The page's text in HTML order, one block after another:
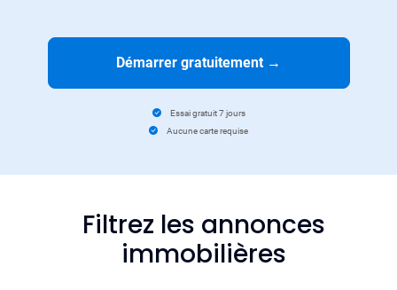
Démarrer gratuitement →
Essai gratuit 7 jours
Aucune carte requise
Filtrez les annonces
immobilières